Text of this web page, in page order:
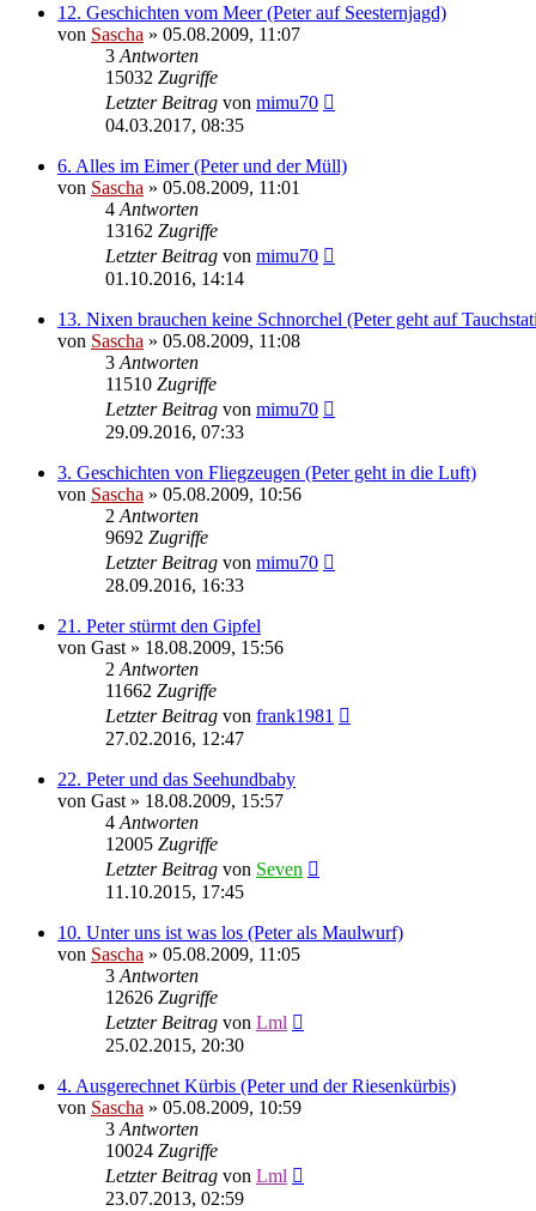
12. Geschichten vom Meer (Peter auf Seesternjagd)
von Sascha » 05.08.2009, 11:07
3 Antworten
15032 Zugriffe
Letzter Beitrag von mimu70
04.03.2017, 08:35
6. Alles im Eimer (Peter und der Müll)
von Sascha » 05.08.2009, 11:01
4 Antworten
13162 Zugriffe
Letzter Beitrag von mimu70
01.10.2016, 14:14
13. Nixen brauchen keine Schnorchel (Peter geht auf
von Sascha » 05.08.2009, 11:08
3 Antworten
11510 Zugriffe
Letzter Beitrag von mimu70
29.09.2016, 07:33
3. Geschichten von Fliegzeugen (Peter geht in die Luft)
von Sascha » 05.08.2009, 10:56
2 Antworten
9692 Zugriffe
Letzter Beitrag von mimu70
28.09.2016, 16:33
21. Peter stürmt den Gipfel
von Gast » 18.08.2009, 15:56
2 Antworten
11662 Zugriffe
Letzter Beitrag von frank1981
27.02.2016, 12:47
22. Peter und das Seehundbaby
von Gast » 18.08.2009, 15:57
4 Antworten
12005 Zugriffe
Letzter Beitrag von Seven
11.10.2015, 17:45
10. Unter uns ist was los (Peter als Maulwurf)
von Sascha » 05.08.2009, 11:05
3 Antworten
12626 Zugriffe
Letzter Beitrag von Lml
25.02.2015, 20:30
4. Ausgerechnet Kürbis (Peter und der Riesenkürbis)
von Sascha » 05.08.2009, 10:59
3 Antworten
10024 Zugriffe
Letzter Beitrag von Lml
23.07.2013, 02:59